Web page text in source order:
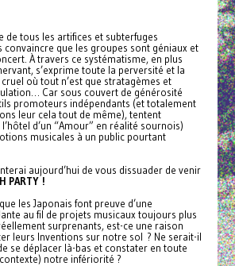
de tous les artifices et subterfuges
convaincre que les groupes sont géniaux et
À travers ce systématisme, en plus
s’exprime toute la perversité et la
où tout n’est que stratagèmes et
Car sous couvert de générosité
promoteurs indépendants (et totalement
leur cela tout de même), tentent
d’un “Amour” en réalité sournois)
musicales à un public pourtant
aujourd’hui de vous dissuader de venir
PARTY !
les Japonais font preuve d’une
au fil de projets musicaux toujours plus
surprenants, est-ce une raison
leurs Inventions sur notre sol ? Ne serait-il
se déplacer là-bas et constater en toute
notre infériorité ?